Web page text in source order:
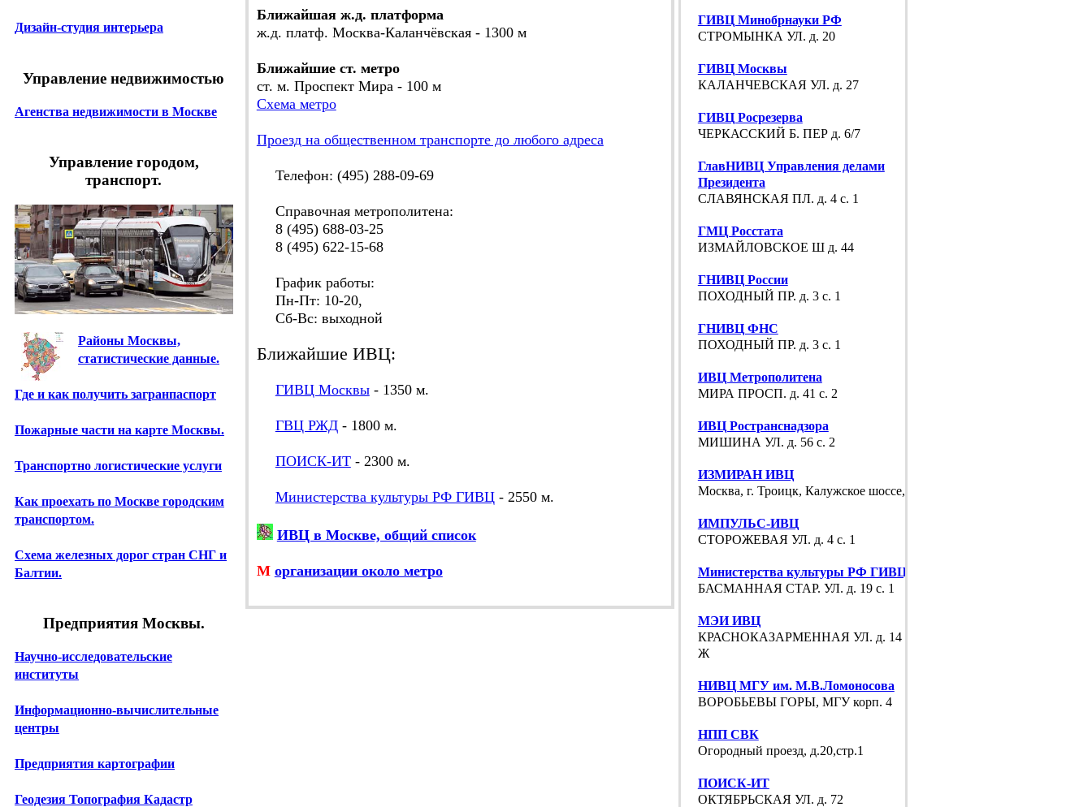
Дизайн-студия интерьера
Управление недвижимостью
Агенства недвижимости в Москве
Управление городом,
транспорт.
Районы Москвы,
статистические данные.
Где и как получить загранпаспорт
Пожарные части на карте Москвы.
Транспортно логистические услуги
Как проехать по Москве городским
транспортом.
Схема железных дорог стран СНГ и
Балтии.
Предприятия Москвы.
Научно-исследовательские
институты
Информационно-вычислительные
центры
Предприятия картографии
Геодезия Топография Кадастр
Ближайшая ж.д. платформа
ж.д. платф. Москва-Каланчёвская - 1300 м
Ближайшие ст. метро
ст. м. Проспект Мира - 100 м
Схема метро
Проезд на общественном транспорте до любого адреса
Телефон: (495) 288-09-69
Справочная метрополитена:
8 (495) 688-03-25
8 (495) 622-15-68
График работы:
Пн-Пт: 10-20,
Сб-Вс: выходной
Ближайшие ИВЦ:
ГИВЦ Москвы- 1350 м.
ГВЦ РЖД- 1800 м.
ПОИСК-ИТ- 2300 м.
Министерства культуры РФ ГИВЦ- 2550 м.
ИВЦ в Москве, общий список
М организации около метро
ГИВЦ Минобрнауки РФ
СТРОМЫНКА УЛ. д. 20
ГИВЦ Москвы
КАЛАНЧЕВСКАЯ УЛ. д. 27
ГИВЦ Росрезерва
ЧЕРКАССКИЙ Б. ПЕР д. 6/7
ГлавНИВЦ Управления делами
Президента
СЛАВЯНСКАЯ ПЛ. д. 4 с. 1
ГМЦ Росстата
ИЗМАЙЛОВСКОЕ Ш д. 44
ГНИВЦ России
ПОХОДНЫЙ ПР. д. 3 с. 1
ГНИВЦ ФНС
ПОХОДНЫЙ ПР. д. 3 с. 1
ИВЦ Метрополитена
МИРА ПРОСП. д. 41 с. 2
ИВЦ Ространснадзора
МИШИНА УЛ. д. 56 с. 2
ИЗМИРАН ИВЦ
Москва, г. Троицк, Калужское шоссе, д. 4
ИМПУЛЬС-ИВЦ
СТОРОЖЕВАЯ УЛ. д. 4 с. 1
Министерства культуры РФ ГИВЦ
БАСМАННАЯ СТАР. УЛ. д. 19 с. 1
МЭИ ИВЦ
КРАСНОКАЗАРМЕННАЯ УЛ. д. 14 корп
Ж
НИВЦ МГУ им. М.В.Ломоносова
ВОРОБЬЕВЫ ГОРЫ, МГУ корп. 4
НПП СВК
Огородный проезд, д.20,стр.1
ПОИСК-ИТ
ОКТЯБРЬСКАЯ УЛ. д. 72